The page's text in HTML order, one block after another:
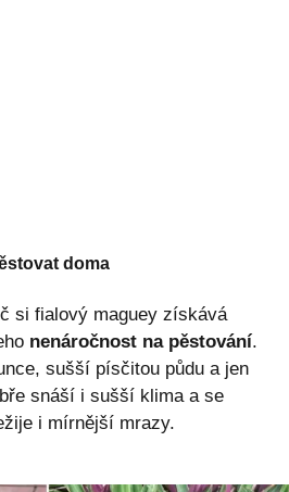
doma
si fialový maguey získává
nenáročnost na pěstování.
sušší písčitou půdu a jen
snáší i sušší klima a se
i mírnější mrazy.